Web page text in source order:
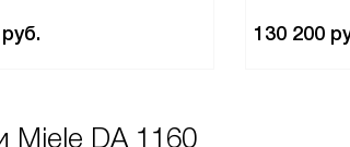
руб. 130 200
Miele DA 1160